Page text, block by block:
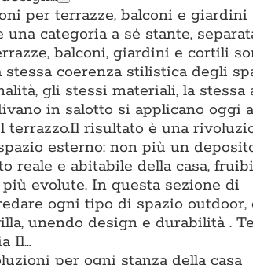
per terrazze, balconi e giardini
categoria a sé stante,
balconi, giardini e cortili
coerenza stilistica degli
gli stessi materiali, la stessa
in salotto si applicano oggi
risultato è una
esterno: non più un
reale e abitabile della casa,
evolute. In questa sezione di
ogni tipo di spazio outdoor,
unendo design e durabilità .
Il…
per ogni stanza della casa